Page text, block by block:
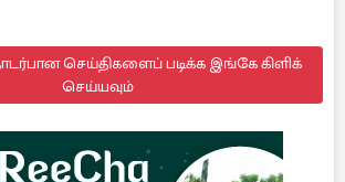
செய்திகளைப் படிக்க இங்கே கிளிக்
செய்யவும்